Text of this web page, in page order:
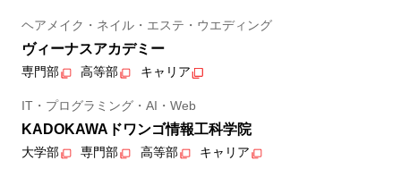
ヘアメイク・ネイル・エステ・ウエディング
ヴィーナスアカデミー
専門部 高等部 キャリア
IT・プログラミング・AI・Web
KADOKAWAドワンゴ情報工科学院
大学部 専門部 高等部 キャリア